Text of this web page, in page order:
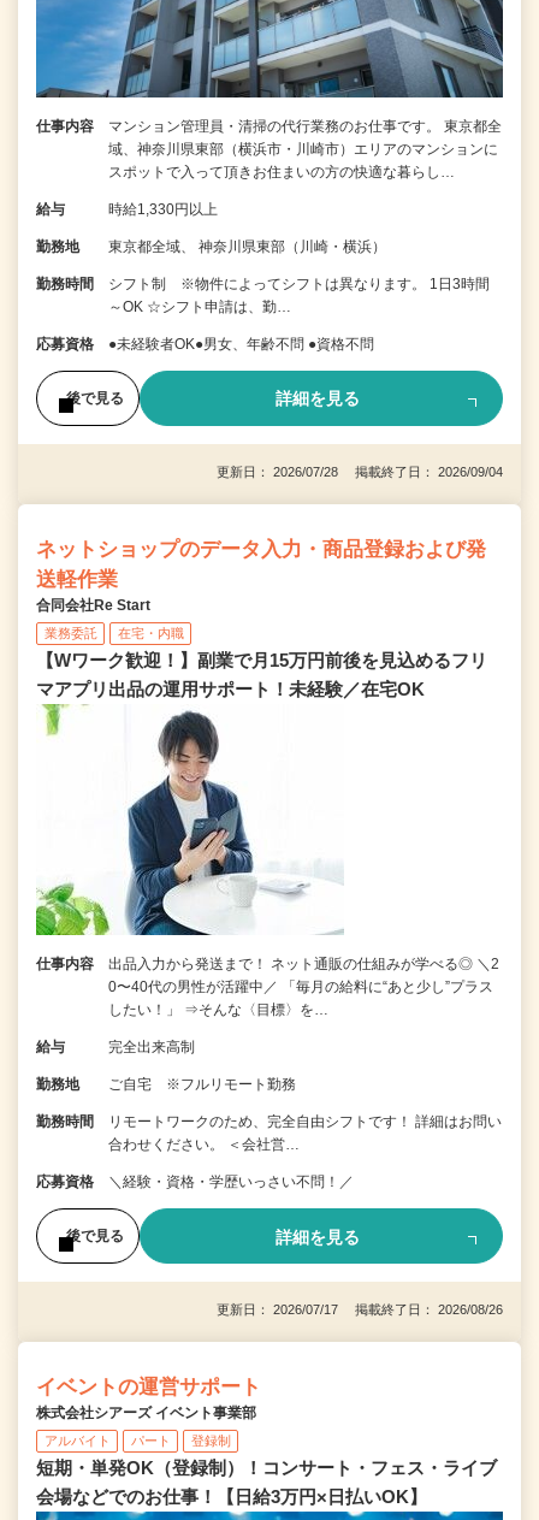
仕事内容
マンション管理員・清掃の代行業務のお仕事です。 東京都全
域、神奈川県東部（横浜市・川崎市）エリアのマンションに
スポットで入って頂きお住まいの方の快適な暮らし…
給与 時給1,330円以上
勤務地 東京都全域、 神奈川県東部（川崎・横浜）
勤務時間
シフト制 ※物件によってシフトは異なります。 1日3時間
～OK ☆シフト申請は、勤…
応募資格 ●未経験者OK●男女、年齢不問 ●資格不問
後で見る 詳細を見る
更新日： 2026/07/28 掲載終了日： 2026/09/04
ネットショップのデータ入力・商品登録および発
送軽作業
合同会社Re Start
業務委託 在宅・内職
【Wワーク歓迎！】副業で月15万円前後を見込めるフリ
マアプリ出品の運用サポート！未経験／在宅OK
仕事内容
出品入力から発送まで！ ネット通販の仕組みが学べる◎ ＼2
0〜40代の男性が活躍中／ 「毎月の給料に“あと少し”プラス
したい！」 ⇒そんな〈目標〉を…
給与 完全出来高制
勤務地 ご自宅 ※フルリモート勤務
勤務時間
リモートワークのため、完全自由シフトです！ 詳細はお問い
合わせください。 ＜会社営…
応募資格 ＼経験・資格・学歴いっさい不問！／
後で見る 詳細を見る
更新日： 2026/07/17 掲載終了日： 2026/08/26
イベントの運営サポート
株式会社シアーズ イベント事業部
アルバイト パート 登録制
短期・単発OK（登録制）！コンサート・フェス・ライブ
会場などでのお仕事！【日給3万円×日払いOK】